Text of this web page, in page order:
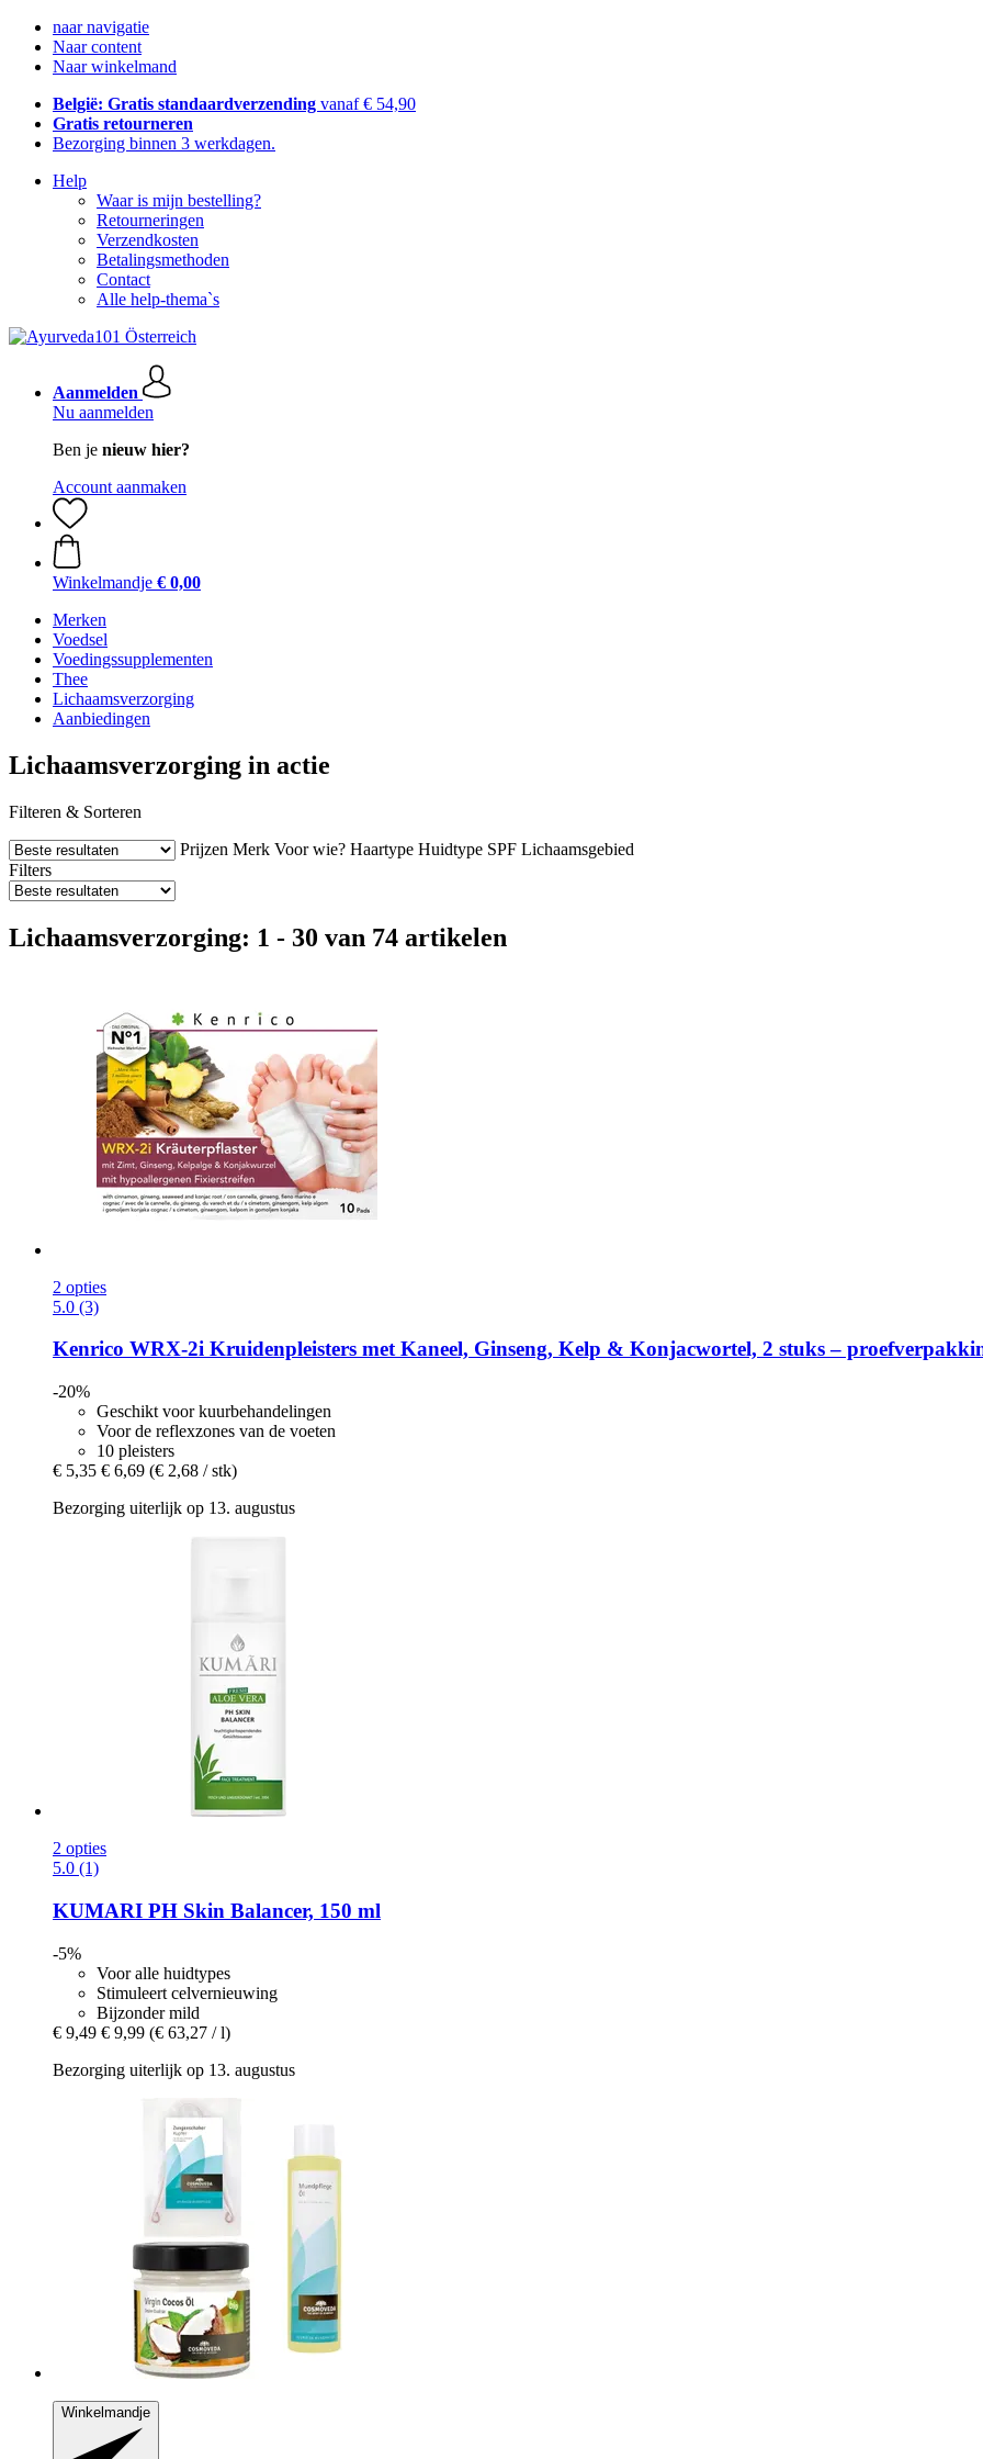
naar navigatie
Naar content
Naar winkelmand
België: Gratis standaardverzending vanaf € 54,90
Gratis retourneren
Bezorging binnen 3 werkdagen.
Help
Waar is mijn bestelling?
Retourneringen
Verzendkosten
Betalingsmethoden
Contact
Alle help-thema`s
Aanmelden
Nu aanmelden
Ben je nieuw hier?
Account aanmaken
Winkelmandje € 0,00
Merken
Voedsel
Voedingssupplementen
Thee
Lichaamsverzorging
Aanbiedingen
Lichaamsverzorging in actie
Filteren & Sorteren
Prijzen Merk Voor wie? Haartype Huidtype SPF Lichaamsgebied
Filters
Lichaamsverzorging: 1 - 30 van 74 artikelen
2 opties
5.0 (3)
Kenrico WRX-​2i Kruidenpleisters met Kaneel, Ginseng, Kelp & Konjacwortel, 2 stuks –
-20%
Geschikt voor kuurbehandelingen
Voor de reflexzones van de voeten
10 pleisters
€ 5,35 € 6,69 (€ 2,68 / stk)
Bezorging uiterlijk op 13. augustus
2 opties
5.0 (1)
KUMARI PH Skin Balancer, 150 ml
-5%
Voor alle huidtypes
Stimuleert celvernieuwing
Bijzonder mild
€ 9,49 € 9,99 (€ 63,27 / l)
Bezorging uiterlijk op 13. augustus
Winkelmandje